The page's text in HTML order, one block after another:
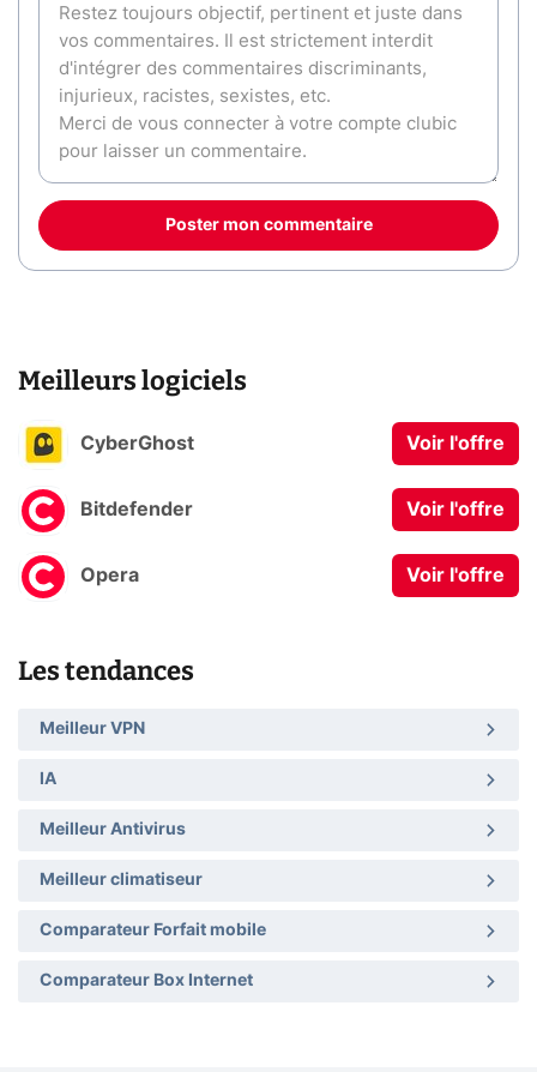
Poster mon commentaire
Meilleurs logiciels
CyberGhost Voir l'offre
Bitdefender Voir l'offre
Opera Voir l'offre
Les tendances
Meilleur VPN
IA
Meilleur Antivirus
Meilleur climatiseur
Comparateur Forfait mobile
Comparateur Box Internet